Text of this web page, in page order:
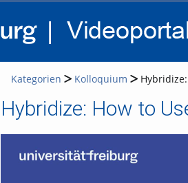
Kategorien Kolloquium
Hybridize: How to